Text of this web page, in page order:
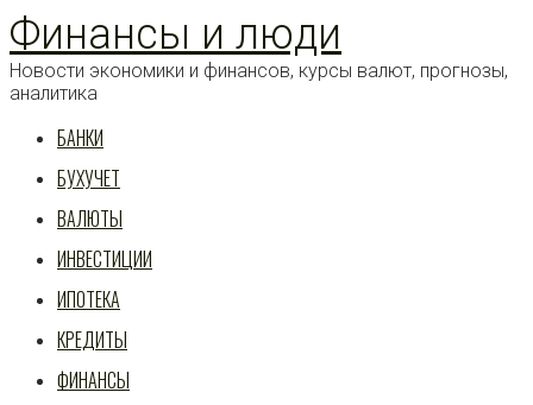
Перейти
к
статье
Финансы и люди
Новости экономики и финансов, курсы валют, прогнозы,
аналитика
БАНКИ
БУХУЧЕТ
ВАЛЮТЫ
ИНВЕСТИЦИИ
ИПОТЕКА
КРЕДИТЫ
ФИНАНСЫ